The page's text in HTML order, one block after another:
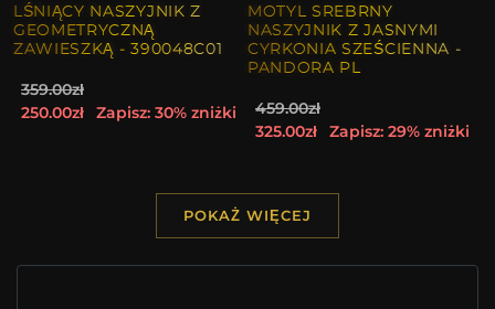
LŚNIĄCY NASZYJNIK Z
GEOMETRYCZNĄ
ZAWIESZKĄ - 390048C01
359.00zł
250.00zł
Zapisz: 30% zniżki
MOTYL SREBRNY
NASZYJNIK Z JASNYMI
CYRKONIA SZEŚCIENNA -
PANDORA PL
459.00zł
325.00zł
Zapisz: 29% zniżki
POKAŻ WIĘCEJ